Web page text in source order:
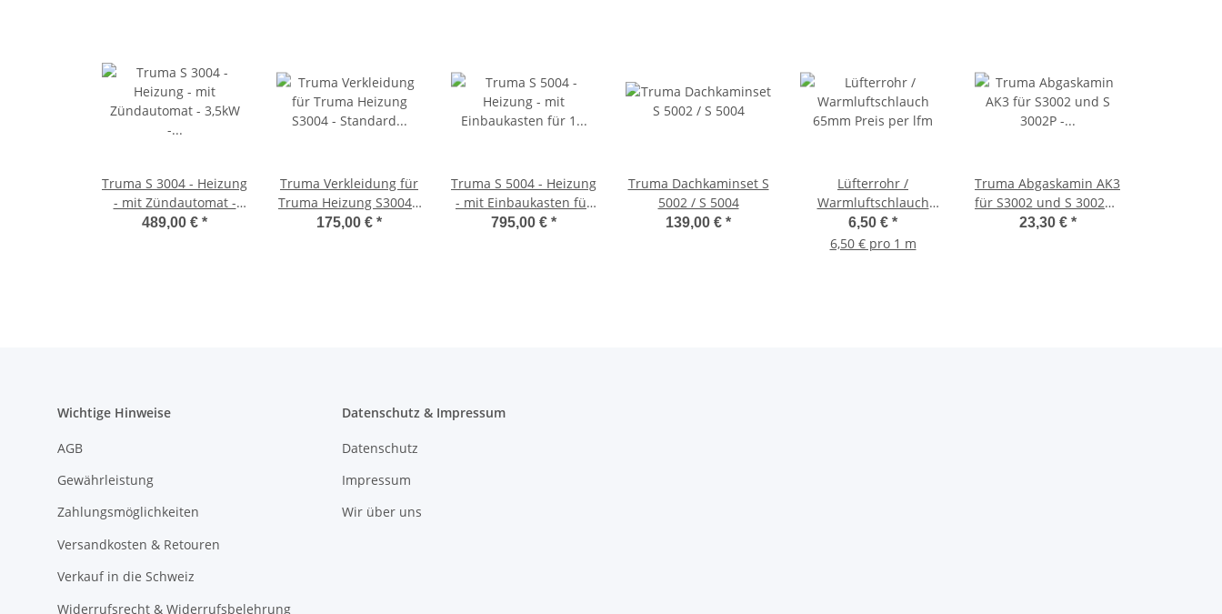
Truma S 3004 - Heizung
- mit Zündautomat -
3,5kW - 30mBar - ohne
489,00 € *
Truma Verkleidung für
Truma Heizung S3004 -
Standard - titangrau -
175,00 € *
Truma S 5004 - Heizung
- mit Einbaukasten für
1 Gebläse - ohne
795,00 € *
Truma Dachkaminset S
5002 / S 5004
139,00 € *
Lüfterrohr /
Warmluftschlauch
65mm Preis per lfm
6,50 € *
6,50 € pro 1 m
Truma Abgaskamin AK3
für S3002 und S 3002P -
Dachkamin - 30630-01
23,30 € *
Wichtige Hinweise
AGB
Gewährleistung
Zahlungsmöglichkeiten
Versandkosten & Retouren
Verkauf in die Schweiz
Widerrufsrecht & Widerrufsbelehrung
Datenschutz & Impressum
Datenschutz
Impressum
Wir über uns